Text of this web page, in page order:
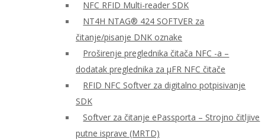
NFC RFID Multi-reader SDK
NT4H NTAG® 424 SOFTVER za
čitanje/pisanje DNK oznake
Proširenje preglednika čitača NFC -a –
dodatak preglednika za μFR NFC čitače
RFID NFC Softver za digitalno potpisivanje
SDK
Softver za čitanje ePassporta – Strojno čitljive
putne isprave (MRTD)